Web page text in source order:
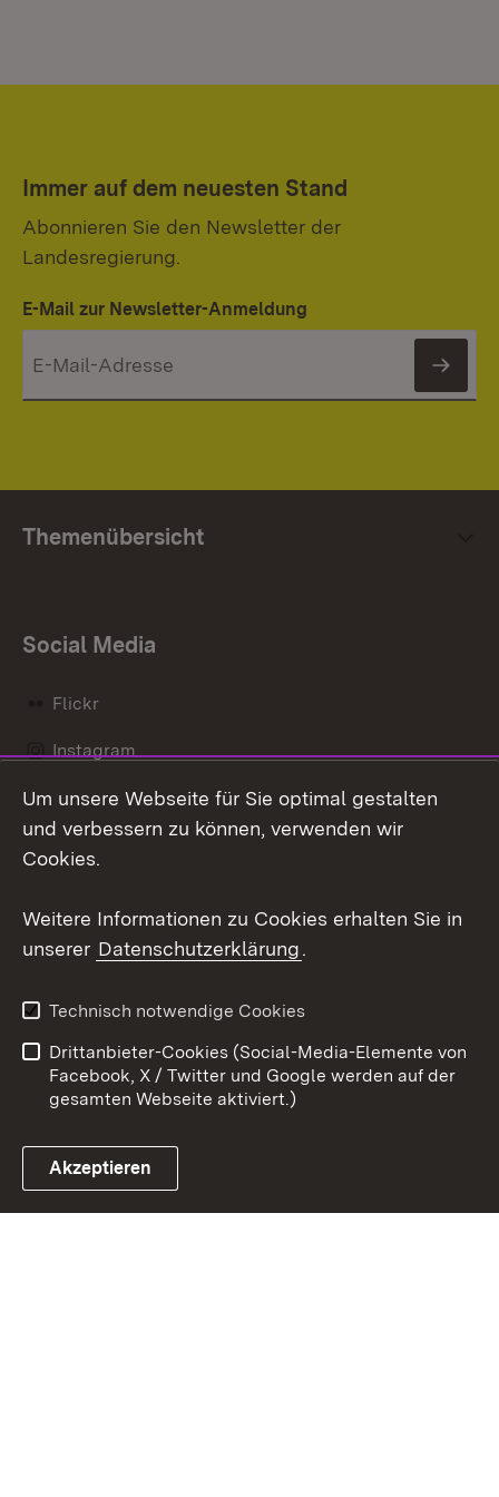
Immer auf dem neuesten Stand
Abonnieren Sie den Newsletter der
Landesregierung.
E-Mail zur Newsletter-Anmeldung
Themenübersicht
Social Media
Flickr
Instagram
Social Wall
Link zum Landesportal
Barrierefreiheit
Benutzungshinweise
Impressum
Cookies
Um unsere Webseite für Sie optimal gestalten
und verbessern zu können, verwenden wir
Cookies.
Weitere Informationen zu Cookies erhalten Sie in
unserer Datenschutzerklärung.
Technisch notwendige Cookies
Drittanbieter-Cookies (Social-Media-Elemente von
Facebook, X / Twitter und Google werden auf der
gesamten Webseite aktiviert.)
Akzeptieren